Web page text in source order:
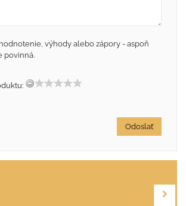
výhody alebo zápory - aspoň
povinná.
Odoslať